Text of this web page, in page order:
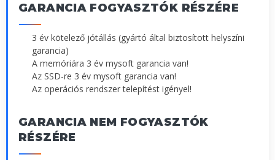
GARANCIA FOGYASZTÓK RÉSZÉRE
3 év kötelező jótállás (gyártó által biztosított helyszíni
garancia)
A memóriára 3 év mysoft garancia van!
Az SSD-re 3 év mysoft garancia van!
Az operációs rendszer telepítést igényel!
GARANCIA NEM FOGYASZTÓK
RÉSZÉRE